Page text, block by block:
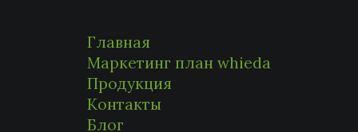
Главная
Маркетинг план whieda
Продукция
Контакты
Блог